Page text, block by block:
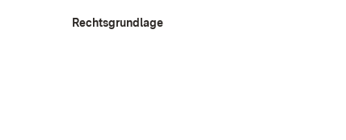
Rechtsgrundlage